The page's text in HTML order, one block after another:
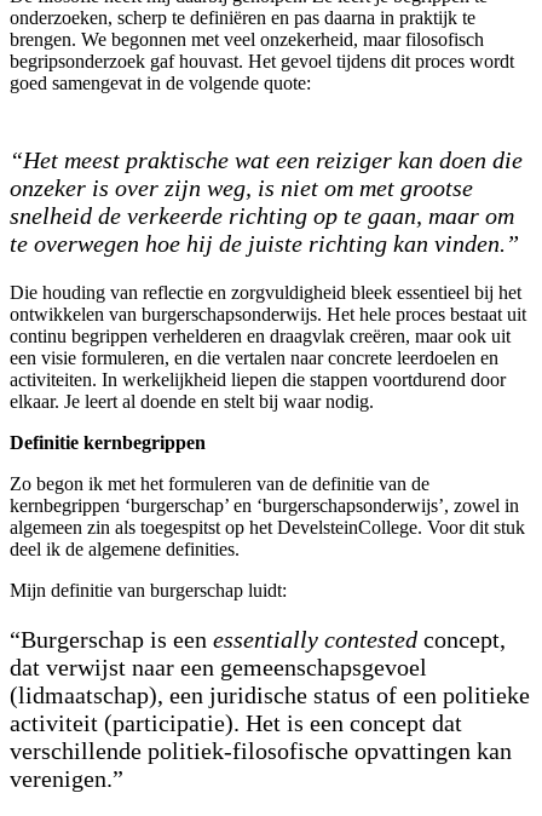
onderzoeken, scherp te definiëren en pas daarna in praktijk te
brengen. We begonnen met veel onzekerheid, maar filosofisch
begripsonderzoek gaf houvast. Het gevoel tijdens dit proces wordt
goed samengevat in de volgende quote:
“Het meest praktische wat een reiziger kan doen die
onzeker is over zijn weg, is niet om met grootse
snelheid de verkeerde richting op te gaan, maar om
te overwegen hoe hij de juiste richting kan vinden.”
Die houding van reflectie en zorgvuldigheid bleek essentieel bij het
ontwikkelen van burgerschapsonderwijs. Het hele proces bestaat uit
continu begrippen verhelderen en draagvlak creëren, maar ook uit
een visie formuleren, en die vertalen naar concrete leerdoelen en
activiteiten. In werkelijkheid liepen die stappen voortdurend door
elkaar. Je leert al doende en stelt bij waar nodig.
Definitie kernbegrippen
Zo begon ik met het formuleren van de definitie van de
kernbegrippen ‘burgerschap’ en ‘burgerschapsonderwijs’, zowel in
algemeen zin als toegespitst op het DevelsteinCollege. Voor dit stuk
deel ik de algemene definities.
Mijn definitie van burgerschap luidt:
“Burgerschap is een essentially contested concept,
dat verwijst naar een gemeenschapsgevoel
(lidmaatschap), een juridische status of een politieke
activiteit (participatie). Het is een concept dat
verschillende politiek-filosofische opvattingen kan
verenigen.”